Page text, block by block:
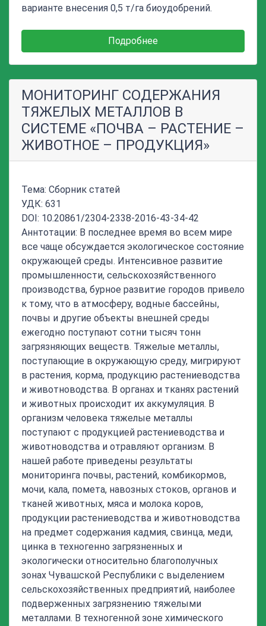
варианте внесения 0,5 т/га биоудобрений.
Подробнее
МОНИТОРИНГ СОДЕРЖАНИЯ
ТЯЖЕЛЫХ МЕТАЛЛОВ В
СИСТЕМЕ «ПОЧВА – РАСТЕНИЕ –
ЖИВОТНОЕ – ПРОДУКЦИЯ»
Тема: Сборник статей
УДК: 631
DOI: 10.20861/2304-2338-2016-43-34-42
Аннтотации: В последнее время во всем мире
все чаще обсуждается экологическое состояние
окружающей среды. Интенсивное развитие
промышленности, сельскохозяйственного
производства, бурное развитие городов привело
к тому, что в атмосферу, водные бассейны,
почвы и другие объекты внешней среды
ежегодно поступают сотни тысяч тонн
загрязняющих веществ. Тяжелые металлы,
поступающие в окружающую среду, мигрируют
в растения, корма, продукцию растениеводства
и животноводства. В органах и тканях растений
и животных происходит их аккумуляция. В
организм человека тяжелые металлы
поступают с продукцией растениеводства и
животноводства и отравляют организм. В
нашей работе приведены результаты
мониторинга почвы, растений, комбикормов,
мочи, кала, помета, навозных стоков, органов и
тканей животных, мяса и молока коров,
продукции растениеводства и животноводства
на предмет содержания кадмия, свинца, меди,
цинка в техногенно загрязненных и
экологически относительно благополучных
зонах Чувашской Республики с выделением
сельскохозяйственных предприятий, наиболее
подверженных загрязнению тяжелыми
металлами. В техногенной зоне химического